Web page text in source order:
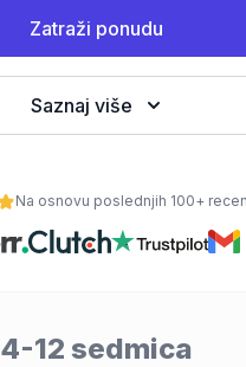
Zatraži ponudu
Saznaj više
Na osnovu poslednjih 100+
4-12 sedmica